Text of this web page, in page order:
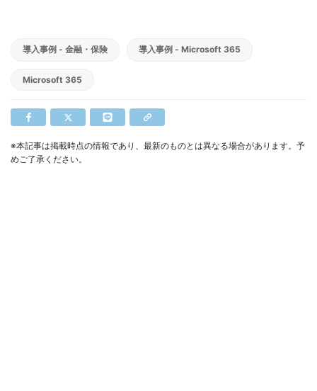
導入事例 - 金融・保険 導入事例 - Microsoft 365
Microsoft 365
※本記事は掲載時点の情報であり、最新のものとは異なる場合があります。予
めご了承ください。